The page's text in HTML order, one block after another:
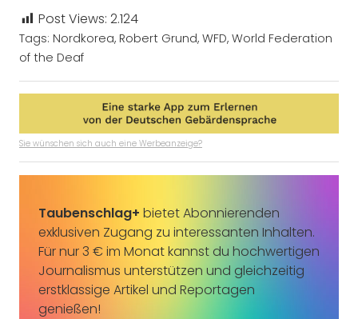
Post Views: 2.124
Tags: Nordkorea, Robert Grund, WFD, World Federation
of the Deaf
Sie wünschen sich auch eine Werbeanzeige?
Taubenschlag+ bietet Abonnierenden
exklusiven Zugang zu interessanten Inhalten.
Für nur 3 € im Monat kannst du hochwertigen
Journalismus unterstützen und gleichzeitig
erstklassige Artikel und Reportagen
genießen!